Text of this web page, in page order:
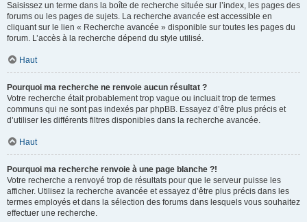
Saisissez un terme dans la boîte de recherche située sur l’index, les pages des
forums ou les pages de sujets. La recherche avancée est accessible en
cliquant sur le lien « Recherche avancée » disponible sur toutes les pages du
forum. L’accès à la recherche dépend du style utilisé.
Haut
Pourquoi ma recherche ne renvoie aucun résultat ?
Votre recherche était probablement trop vague ou incluait trop de termes
communs qui ne sont pas indexés par phpBB. Essayez d’être plus précis et
d’utiliser les différents filtres disponibles dans la recherche avancée.
Haut
Pourquoi ma recherche renvoie à une page blanche ?!
Votre recherche a renvoyé trop de résultats pour que le serveur puisse les
afficher. Utilisez la recherche avancée et essayez d’être plus précis dans les
termes employés et dans la sélection des forums dans lesquels vous souhaitez
effectuer une recherche.